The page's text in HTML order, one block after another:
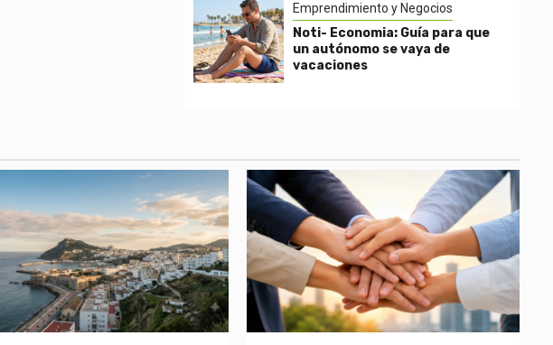
Emprendimiento y Negocios
Noti- Economia: Guía para que
un autónomo se vaya de
vacaciones